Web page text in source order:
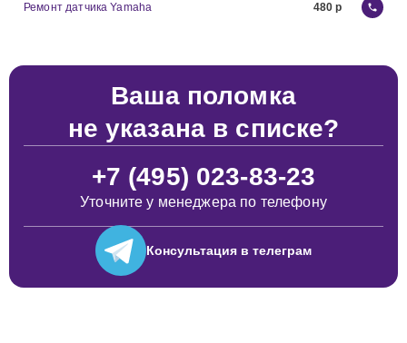
Ремонт датчика Yamaha 480
Ваша поломка
не указана в списке?
+7 (495) 023-83-23
Уточните у менеджера по телефону
Консультация в телеграм